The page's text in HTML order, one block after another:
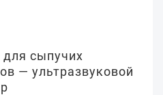
для сыпучих
— ультразвуковой